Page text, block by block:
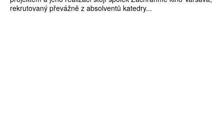
rekrutovaný převážně z absolventů katedry...